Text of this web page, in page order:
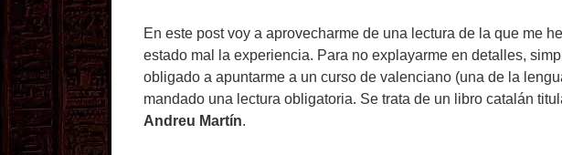
En este post voy a aprovecharme de una lectura de la que me
estado mal la experiencia. Para no explayarme en detalles,
obligado a apuntarme a un curso de valenciano (una de la
mandado una lectura obligatoria. Se trata de un libro catalán
Andreu Martín.